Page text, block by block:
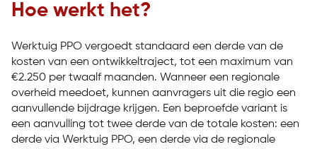
Hoe werkt het?
Werktuig PPO vergoedt standaard een derde van de
kosten van een ontwikkeltraject, tot een maximum van
€2.250 per twaalf maanden. Wanneer een regionale
overheid meedoet, kunnen aanvragers uit die regio een
aanvullende bijdrage krijgen. Een beproefde variant is
een aanvulling tot twee derde van de totale kosten: een
derde via Werktuig PPO, een derde via de regionale